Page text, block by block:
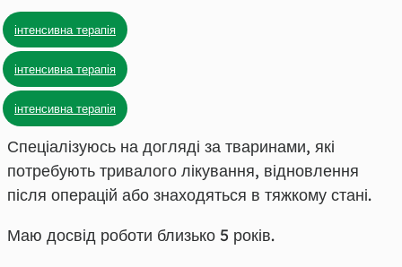
інтенсивна терапія
інтенсивна терапія
інтенсивна терапія
Спеціалізуюсь на догляді за тваринами, які
потребують тривалого лікування, відновлення
після операцій або знаходяться в тяжкому стані.
Маю досвід роботи близько 5 років.